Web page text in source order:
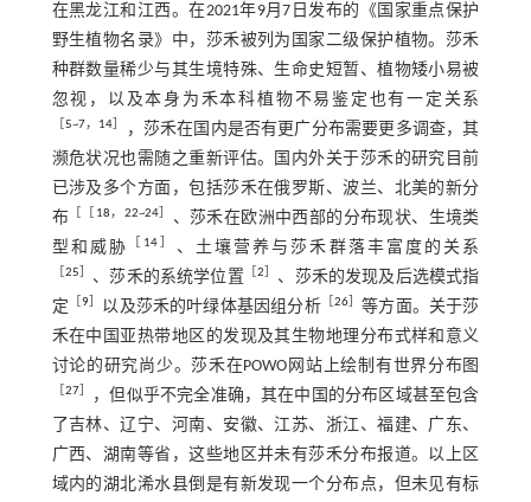
在黑龙江和江西。在2021年9月7日发布的《国家重点保护
野生植物名录》中，莎禾被列为国家二级保护植物。莎禾
种群数量稀少与其生境特殊、生命史短暂、植物矮小易被
忽视，以及本身为禾本科植物不易鉴定也有一定关系
5~7， 14
，莎禾在国内是否有更广分布需要更多调查，其
濒危状况也需随之重新评估。国内外关于莎禾的研究目前
已涉及多个方面，包括莎禾在俄罗斯、波兰、北美的新分
布
18， 22~24］
、莎禾在欧洲中西部的分布现状、生境类
型和威胁
14 、土壤营养与莎禾群落丰富度的关系
25 、莎禾的系统学位置 ［2
、莎禾的发现及后选模式指
定
9］ 以及莎禾的叶绿体基因组分析［ 26］等方面。关于莎
禾在中国亚热带地区的发现及其生物地理分布式样和意义
讨论的研究尚少。莎禾在POWO网站上绘制有世界分布图
27］
，但似乎不完全准确，其在中国的分布区域甚至包含
了吉林、辽宁、河南、安徽、江苏、浙江、福建、广东、
广西、湖南等省，这些地区并未有莎禾分布报道。以上区
域内的湖北浠水县倒是有新发现一个分布点，但未见有标